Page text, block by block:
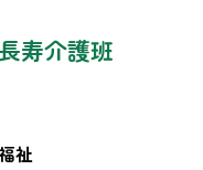
寿介護班
祉